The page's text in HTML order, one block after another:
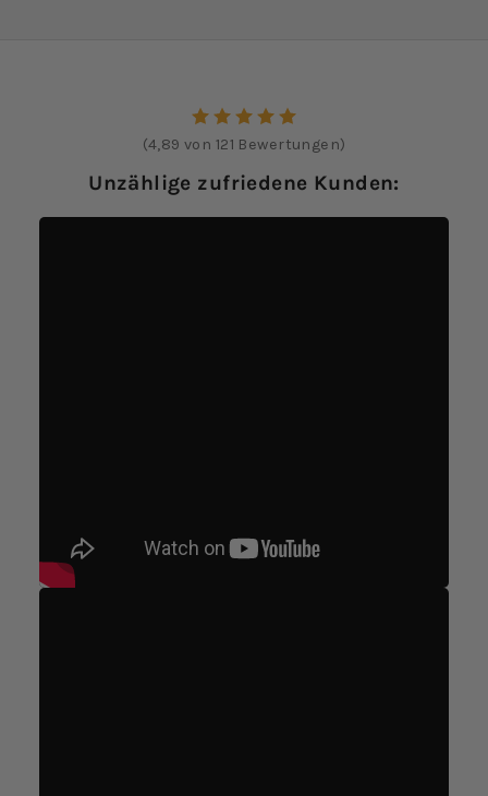
(4,89 von 121 Bewertungen)
Unzählige zufriedene Kunden: